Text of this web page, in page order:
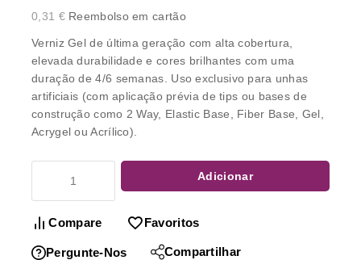
0,31 €Reembolso em cartão
Verniz Gel de última geração com alta cobertura,
elevada durabilidade e cores brilhantes com uma
duração de 4/6 semanas. Uso exclusivo para unhas
artificiais (com aplicação prévia de tips ou bases de
construção como 2 Way, Elastic Base, Fiber Base, Gel,
Acrygel ou Acrílico).
Adicionar
Compare Favoritos
Pergunte-Nos Compartilhar